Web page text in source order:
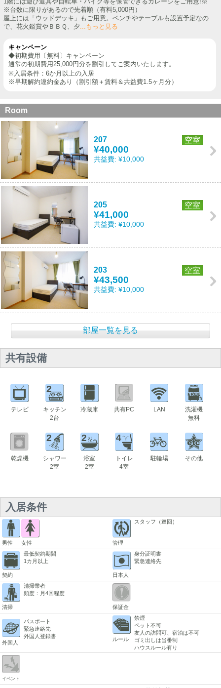
※台数に限りがあるので先着順（有料5,000円）
屋上には「ウッドデッキ」もご用意。ベンチやテーブルも設置予定なの
で、花火鑑賞やＢＢＱ、夕 ...もっと見る
キャンペーン
◆初期費用〔無料〕キャンペーン
通常の初期費用25,000円分を割引してご案内いたします。
※入居条件：6か月以上の入居
※早期解約違約金あり（割引額＋賃料＆共益費1.5ヶ月分）
Room
207 空室
¥40,000
共益費: ¥10,000
205 空室
¥41,000
共益費: ¥10,000
203 空室
¥43,500
共益費: ¥10,000
部屋一覧を見る
共有設備
テレビ
2
キッチン
2台
冷蔵庫 共有PC LAN
洗濯機
無料
乾燥機
2
シャワー
2室
2
浴室
2室
4
トイレ
4室
駐輪場 その他
入居条件
男性 女性 管理
スタッフ（巡回）
契約
最低契約期間
1カ月以上
日本人
身分証明書
緊急連絡先
清掃
清掃業者
頻度：月4回程度
保証金
外国人
パスポート
緊急連絡先
外国人登録書
ルール
禁煙
ペット不可
友人の訪問可、宿泊は不可
ゴミ出しは当番制
ハウスルール有り
イベント